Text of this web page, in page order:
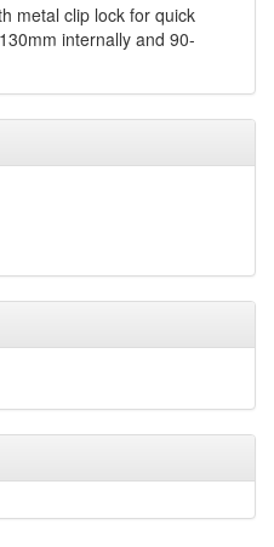
metal clip lock for quick
internally and 90-